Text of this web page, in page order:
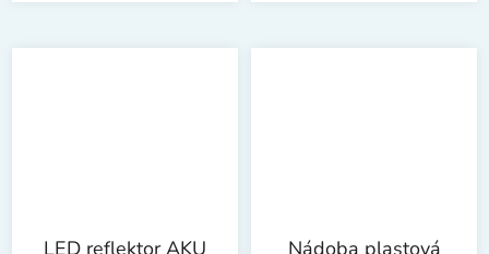
LED reflektor AKU Nádoba plastová